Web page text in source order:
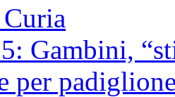
Gambini,
per